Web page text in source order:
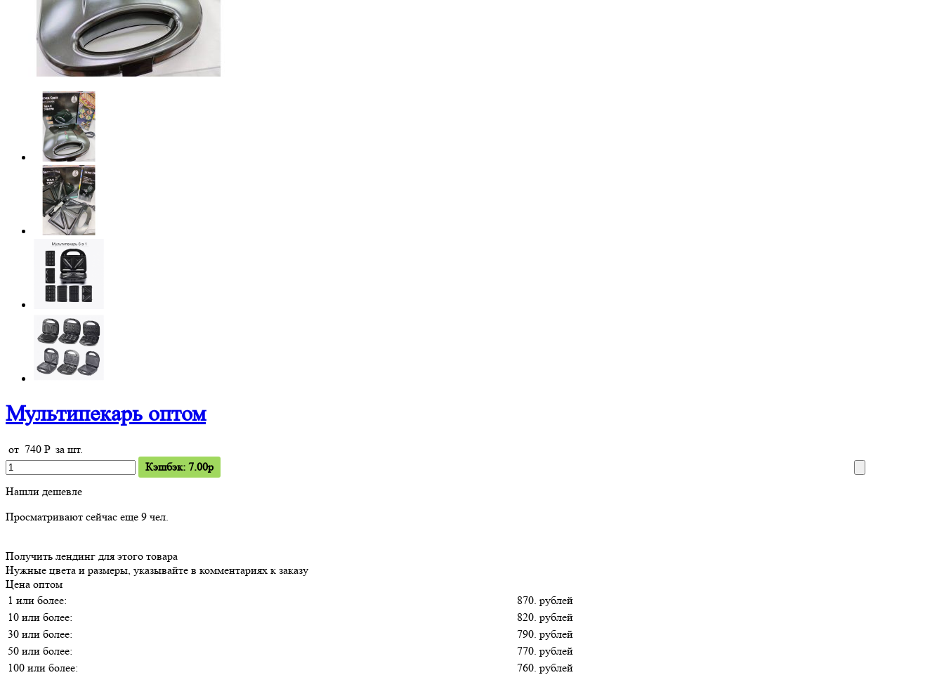
Мультипекарь оптом
от 740 Pза шт.
Кэшбэк: 7.00p
Нашли дешевле
Просматривают сейчас еще 9 чел.
Получить лендинг для этого товара
Нужные цвета и размеры, указывайте в комментариях к заказу
Цена оптом
1 или более:
870. рублей
10 или более:
820. рублей
30 или более:
790. рублей
50 или более:
770. рублей
100 или более:
760. рублей